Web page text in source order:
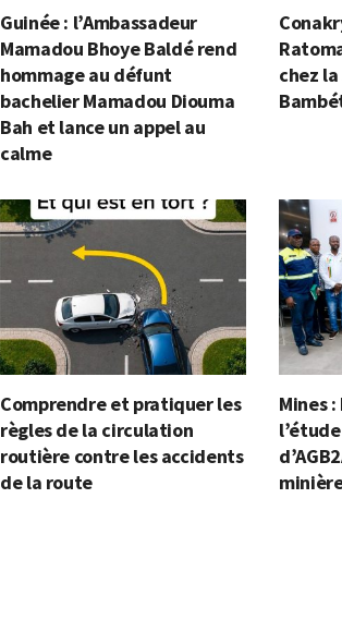
Guinée : l’Ambassadeur
Mamadou Bhoye Baldé rend
hommage au défunt
bachelier Mamadou Diouma
Bah et lance un appel au
calme
chez
Comprendre et pratiquer les
règles de la circulation
routière contre les accidents
de la route
Mines